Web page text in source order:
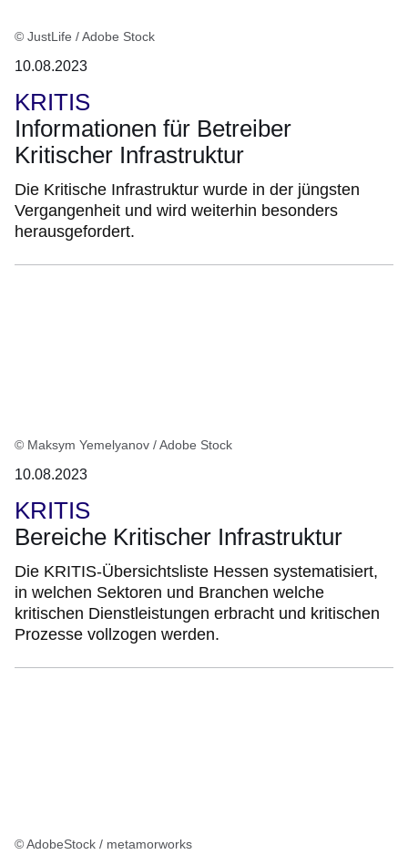
© JustLife / Adobe Stock
10.08.2023
KRITIS
Informationen für Betreiber
Kritischer Infrastruktur
Die Kritische Infrastruktur wurde in der jüngsten
Vergangenheit und wird weiterhin besonders
herausgefordert.
© Maksym Yemelyanov / Adobe Stock
10.08.2023
KRITIS
Bereiche Kritischer Infrastruktur
Die KRITIS-Übersichtsliste Hessen systematisiert,
in welchen Sektoren und Branchen welche
kritischen Dienstleistungen erbracht und kritischen
Prozesse vollzogen werden.
© AdobeStock / metamorworks